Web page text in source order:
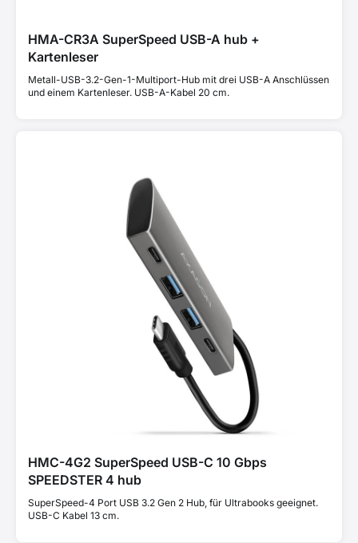
HMA-CR3A SuperSpeed USB-A hub +
Kartenleser
Metall-USB-3.2-Gen-1-Multiport-Hub mit drei USB-A Anschlüssen
und einem Kartenleser. USB-A-Kabel 20 cm.
HMC-4G2 SuperSpeed USB-C 10 Gbps
SPEEDSTER 4 hub
SuperSpeed-4 Port USB 3.2 Gen 2 Hub, für Ultrabooks geeignet.
USB-C Kabel 13 cm.